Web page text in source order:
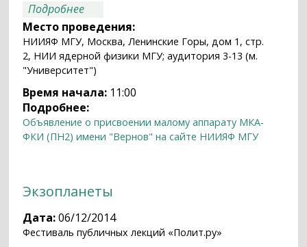
Подробнее
научных экспериментов с аппаратурой
«РЭЛЕК» на спутнике «Вернов»"
Место проведения:
НИИЯФ МГУ, Москва, Ленинские Горы, дом 1, стр.
2, НИИ ядерной физики МГУ; аудитория 3-13 (м.
"Университет")
Время начала: 11:00
Подробнее:
Объявление о присвоении малому аппарату МКА-
ФКИ (ПН2) имени "Вернов" на сайте НИИЯФ МГУ
Экзопланеты
Дата:06/12/2014
Фестиваль публичных лекций «Полит.ру»